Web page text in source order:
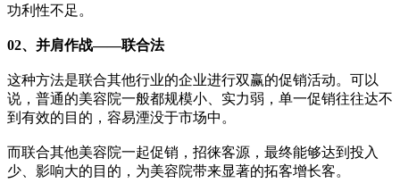
功利性不足。
02、并肩作战——联合法
这种方法是联合其他行业的企业进行双赢的促销活动。可以
说，普通的美容院一般都规模小、实力弱，单一促销往往达不
到有效的目的，容易湮没于市场中。
而联合其他美容院一起促销，招徕客源，最终能够达到投入
少、影响大的目的，为美容院带来显著的拓客增长客。